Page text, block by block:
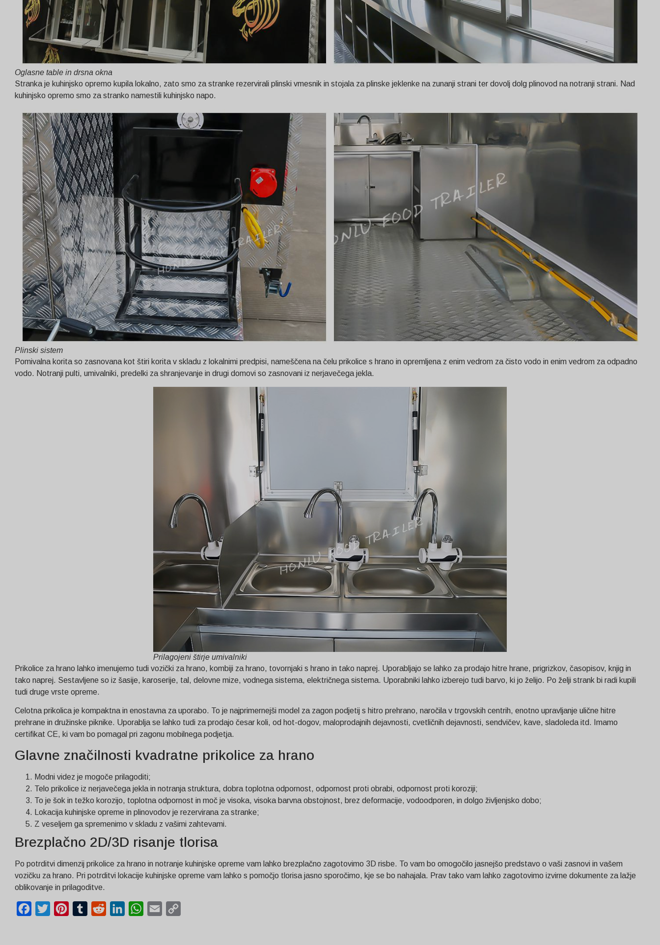
Oglasne table in drsna okna
Stranka je kuhinjsko opremo kupila lokalno, zato smo za stranke rezervirali plinski vmesnik in stojala za plinske jeklenke na zunanji strani ter dovolj dolg plinovod na notranji strani. Nad
kuhinjsko opremo smo za stranko namestili kuhinjsko napo.
Plinski sistem
Pomivalna korita so zasnovana kot štiri korita v skladu z lokalnimi predpisi, nameščena na čelu prikolice s hrano in opremljena z enim vedrom za čisto vodo in enim vedrom za odpadno
vodo. Notranji pulti, umivalniki, predelki za shranjevanje in drugi domovi so zasnovani iz nerjavečega jekla.
Prilagojeni štirje umivalniki
Prikolice za hrano lahko imenujemo tudi vozički za hrano, kombiji za hrano, tovornjaki s hrano in tako naprej. Uporabljajo se lahko za prodajo hitre hrane, prigrizkov, časopisov, knjig in
tako naprej. Sestavljene so iz šasije, karoserije, tal, delovne mize, vodnega sistema, električnega sistema. Uporabniki lahko izberejo tudi barvo, ki jo želijo. Po želji strank bi radi kupili
tudi druge vrste opreme.
Celotna prikolica je kompaktna in enostavna za uporabo. To je najprimernejši model za zagon podjetij s hitro prehrano, naročila v trgovskih centrih, enotno upravljanje ulične hitre
prehrane in družinske piknike. Uporablja se lahko tudi za prodajo česar koli, od hot-dogov, maloprodajnih dejavnosti, cvetličnih dejavnosti, sendvičev, kave, sladoleda itd. Imamo
certifikat CE, ki vam bo pomagal pri zagonu mobilnega podjetja.
Glavne značilnosti kvadratne prikolice za hrano
Modni videz je mogoče prilagoditi;
Telo prikolice iz nerjavečega jekla in notranja struktura, dobra toplotna odpornost, odpornost proti obrabi, odpornost proti koroziji;
To je šok in težko korozijo, toplotna odpornost in moč je visoka, visoka barvna obstojnost, brez deformacije, vodoodporen, in dolgo življenjsko dobo;
Lokacija kuhinjske opreme in plinovodov je rezervirana za stranke;
Z veseljem ga spremenimo v skladu z vašimi zahtevami.
Brezplačno 2D/3D risanje tlorisa
Po potrditvi dimenzij prikolice za hrano in notranje kuhinjske opreme vam lahko brezplačno zagotovimo 3D risbe. To vam bo omogočilo jasnejšo predstavo o vaši zasnovi in vašem
vozičku za hrano. Pri potrditvi lokacije kuhinjske opreme vam lahko s pomočjo tlorisa jasno sporočimo, kje se bo nahajala. Prav tako vam lahko zagotovimo izvirne dokumente za lažje
oblikovanje in prilagoditve.
Facebook
Twitter Pinterest
Tumblr Reddit LinkedInWhatsApp
Email